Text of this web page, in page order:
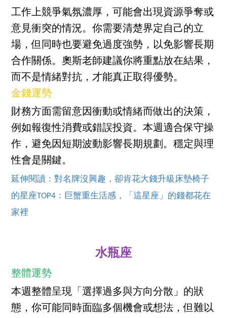
工作上競爭氣氛濃厚，可能會出現資源爭奪或
意見衝突的情況。你需要清楚界定自己的立
場，但同時也要避免過度強勢，以免影響長期
合作關係。奧斯老師建議你將重點放在結果，
而不是情緒對抗，才能真正取得優勢。
金錢運勢
財務方面需留意因衝動或情緒而做出的決策，
例如報復性消費或錯誤投資。本週適合保守操
作，避免因短期波動影響長期規劃。穩定與理
性會是關鍵。
延伸閱讀：對名牌沒興趣，卻肯花大錢升級床墊椅子
的星座TOP4：巨蟹重生活感，「這星座」的錢都花在
家裡
水瓶座
整體運勢
本週整體呈現「選擇過多與方向分散」的狀
態，你可能同時面臨多個機會或想法，但難以